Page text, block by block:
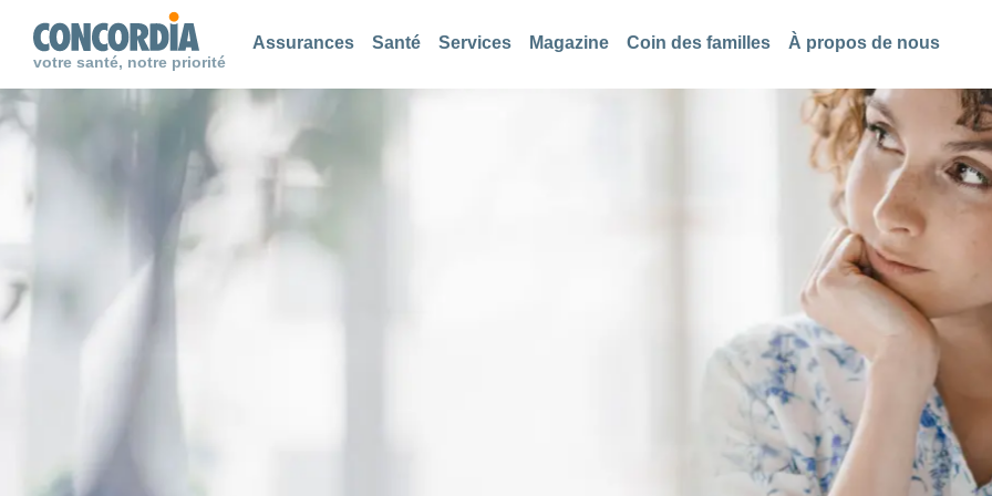
votre santé, notre priorité
Assurances Santé Services Magazine Coin des familles À propos de nous
Chercher
Chercher
Chercher